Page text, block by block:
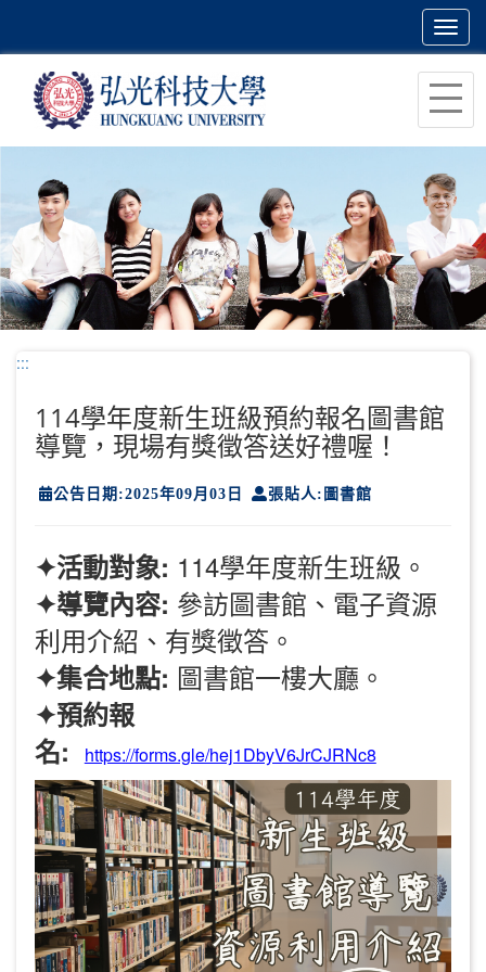
主
容
區
塊
:::
114學年度新生班級預約報名圖書館
導覽，現場有獎徵答送好禮喔！
公告日期:2025年09月03日 張貼人:圖書館
✦活動對象: 114學年度新生班級。
✦導覽內容: 參訪圖書館、電子資源
利用介紹、有獎徵答。
✦集合地點: 圖書館一樓大廳。
✦預約報
名:
https://forms.gle/hej1DbyV6JrCJRNc8